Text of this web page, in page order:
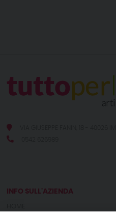
INFO SULL'AZIENDA